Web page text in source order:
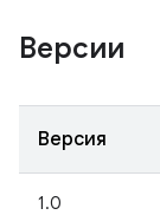
Версии
Версия
1.0